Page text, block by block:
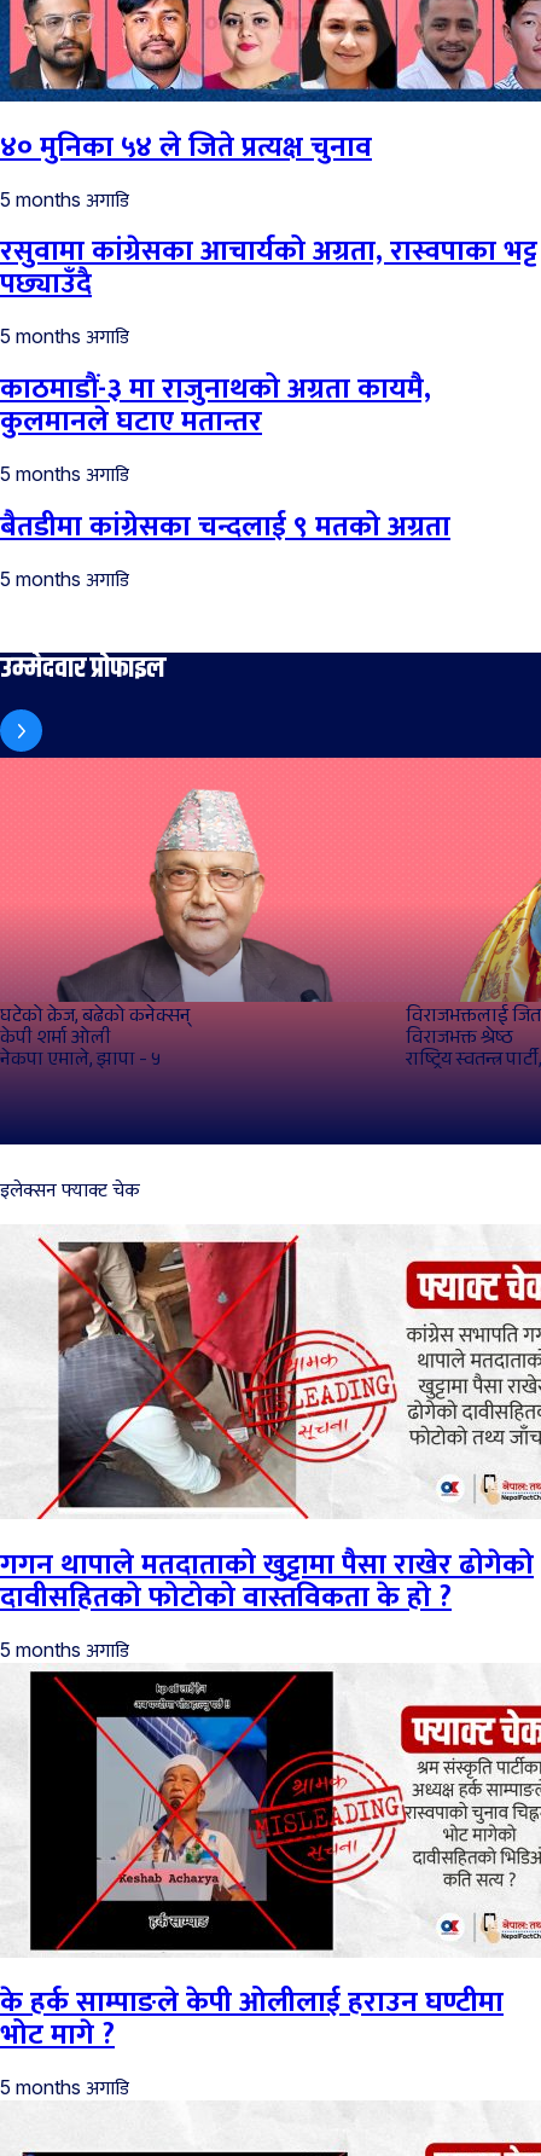
४० मुनिका ५४ ले जिते प्रत्यक्ष चुनाव
5 months अगाडि
रसुवामा कांग्रेसका आचार्यको अग्रता, रास्वपाका भट्ट
पछ्याउँदै
5 months अगाडि
काठमाडौं-३ मा राजुनाथको अग्रता कायमै,
कुलमानले घटाए मतान्तर
5 months अगाडि
बैतडीमा कांग्रेसका चन्दलाई ९ मतको अग्रता
5 months अगाडि
उम्मेदवार प्रोफाइल
घटेको क्रेज, बढेको कनेक्सन्
केपी शर्मा ओली
नेकपा एमाले, झापा - ५
विराजभक्तलाई
विराजभक्त श्रेष्ठ
राष्ट्रिय स्वतन्त्र
इलेक्सन फ्याक्ट चेक
गगन थापाले मतदाताको खुट्टामा पैसा राखेर ढोगेको
दावीसहितको फोटोको वास्तविकता के हो ?
5 months अगाडि
के हर्क साम्पाङले केपी ओलीलाई हराउन घण्टीमा
भोट मागे ?
5 months अगाडि